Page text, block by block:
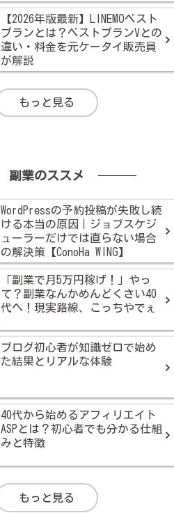
【2026年版最新】LINEMOベスト
プランとは？ベストプランVとの
違い・料金を元ケータイ販売員
が解説
もっと見る
副業のススメ
WordPressの予約投稿が失敗し続
ける本当の原因｜ジョブスケジ
ューラーだけでは直らない場合
の解決策【ConoHa WING】
「副業で月5万円稼げ！」やっ
て？副業なんかめんどくさい40
代へ！現実路線、こっちやでぇ
ブログ初心者が知識ゼロで始め
た結果とリアルな体験
40代から始めるアフィリエイト
ASPとは？初心者でも分かる仕組
みと特徴
もっと見る